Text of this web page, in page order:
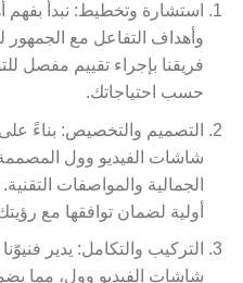
استشارة وتخطيط: نبدأ بفهم
وأهداف التفاعل مع
فريقنا بإجراء تقييم مفصل
حسب احتياجاتك.
التصميم والتخصيص: بناءً
شاشات الفيديو وول
الجمالية والمواصفات
أولية لضمان توافقها مع
التركيب والتكامل: يدير
شاشات الفيديو وول، مما